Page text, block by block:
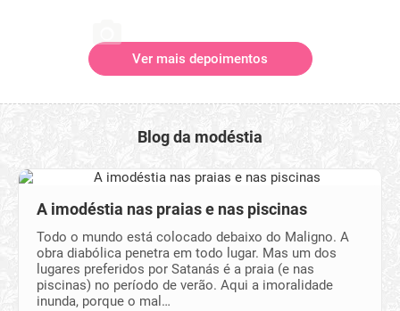
Ver mais depoimentos
Blog da modéstia
A imodéstia nas praias e nas piscinas
Todo o mundo está colocado debaixo do Maligno. A
obra diabólica penetra em todo lugar. Mas um dos
lugares preferidos por Satanás é a praia (e nas
piscinas) no período de verão. Aqui a imoralidade
inunda, porque o mal…